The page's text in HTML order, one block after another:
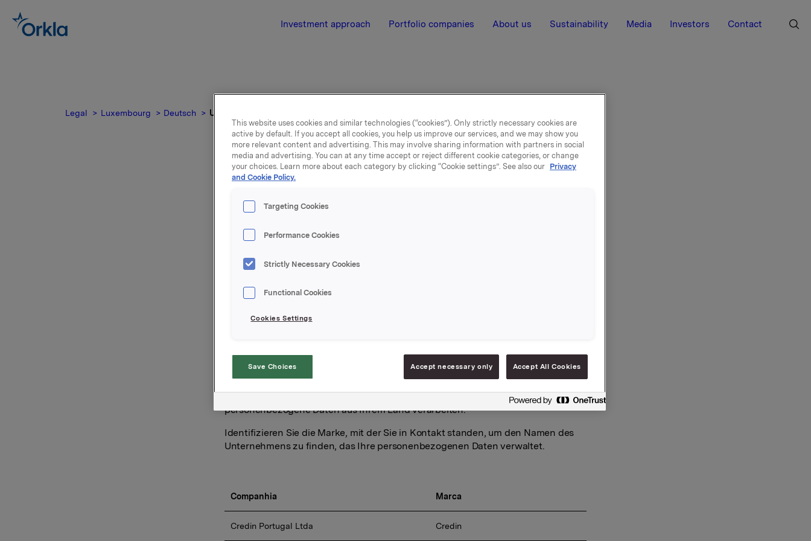
Investment approach Portfolio companies About us Sustainability Media Investors Contact
Legal Luxembourg Deutsch Unternehmen nach Marke, die personenbezogene Daten verarbeiten können
Liste der nach Marke
identifizierten Unternehmen, die
personenbezogene Daten in dem
jeweiligen Land verarbeiten
können
Nachfolgend finden Sie eine Liste der Unternehmen der Orkla-Gruppe, die
personenbezogene Daten aus Ihrem Land verarbeiten.
Identifizieren Sie die Marke, mit der Sie in Kontakt standen, um den Namen des
Unternehmens zu finden, das Ihre personenbezogenen Daten verwaltet.
Companhia Marca
Credin Portugal Ltda Credin
This website uses cookies and similar technologies (“cookies”). Only strictly necessary cookies are
active by default. If you accept all cookies, you help us improve our services, and we may show you
more relevant content and advertising. This may involve sharing information with partners in social
media and advertising. You can at any time accept or reject different cookie categories, or change
your choices. Learn more about each category by clicking “Cookie settings”. See also our Privacy
and Cookie Policy.
Targeting Cookies
Performance Cookies
Strictly Necessary Cookies
Functional Cookies
Cookies Settings
Save Choices Accept necessary only Accept All Cookies